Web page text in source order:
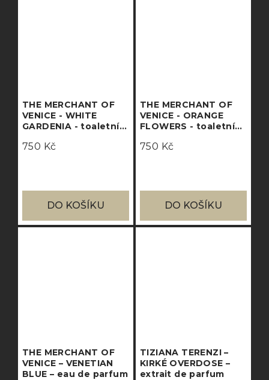
THE MERCHANT OF
VENICE - WHITE
GARDENIA - toaletní
750 Kč
DO KOŠÍKU
THE MERCHANT OF
VENICE - ORANGE
FLOWERS - toaletní
750 Kč
DO KOŠÍKU
THE MERCHANT OF
VENICE – VENETIAN
BLUE – eau de parfum
TIZIANA TERENZI –
KIRKÉ OVERDOSE –
extrait de parfum